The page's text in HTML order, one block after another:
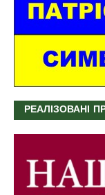
РЕАЛІЗОВАНІ